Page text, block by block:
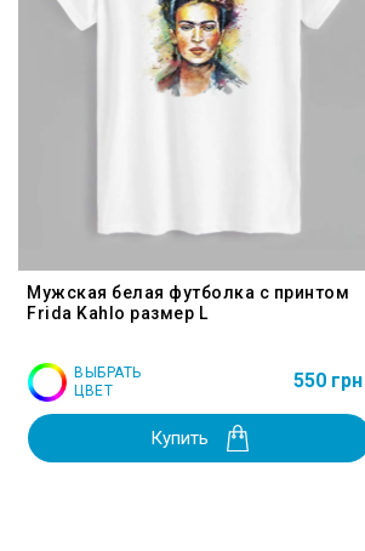
Мужская белая футболка с принтом
Frida Kahlo размер L
ВЫБРАТЬ
ЦВЕТ
550 грн
Купить